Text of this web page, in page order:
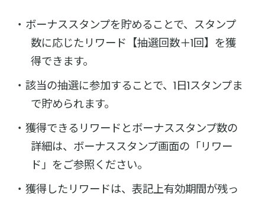
ボーナススタンプを貯めることで、スタンプ
数に応じたリワード【抽選回数＋1回】を獲
得できます。
該当の抽選に参加することで、1日1スタンプま
で貯められます。
獲得できるリワードとボーナススタンプ数の
詳細は、ボーナススタンプ画面の「リワー
ド」をご参照ください。
獲得したリワードは、表記上有効期間が残っ